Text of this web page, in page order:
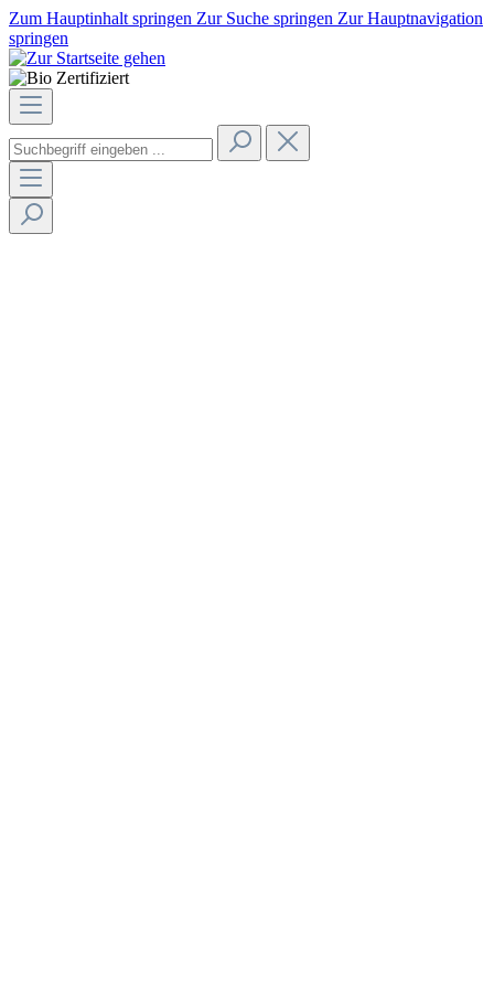
Zum Hauptinhalt springen Zur Suche springen Zur Hauptnavigation
springen